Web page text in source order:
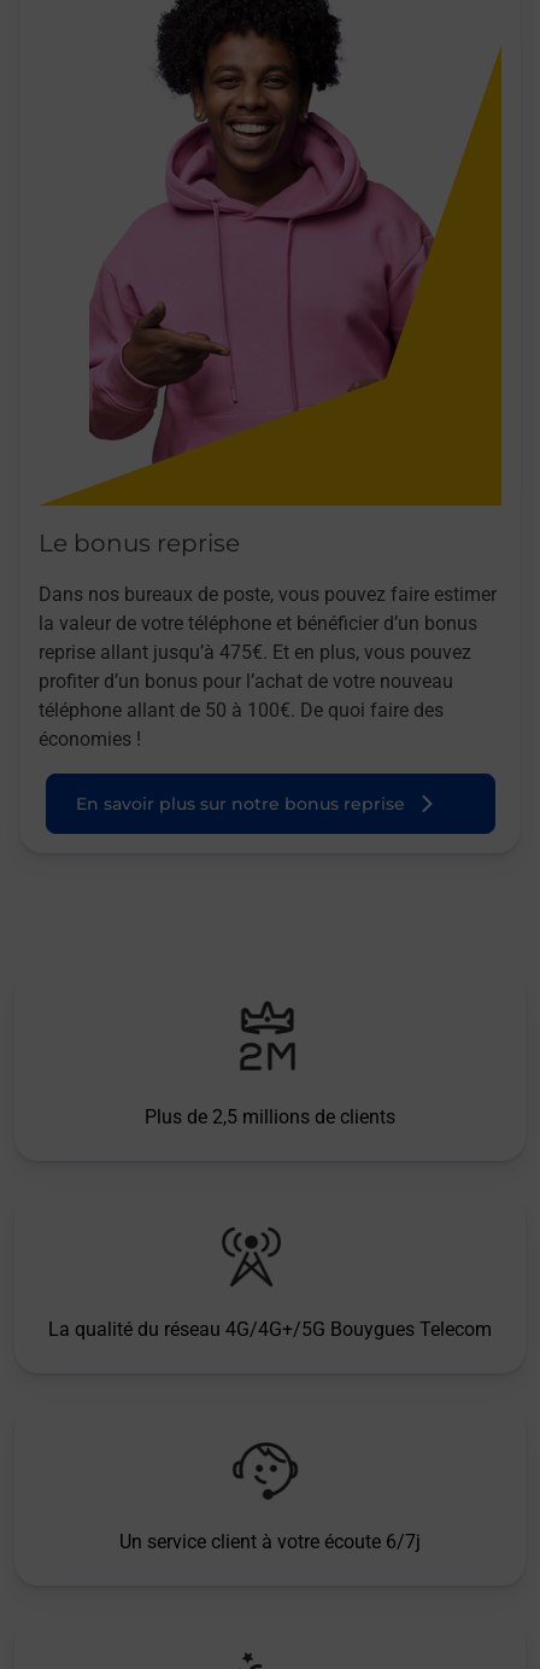
Le bonus reprise
Dans nos bureaux de poste, vous pouvez faire estimer
la valeur de votre téléphone et bénéficier d’un bonus
reprise allant jusqu’à 475€. Et en plus, vous pouvez
profiter d’un bonus pour l’achat de votre nouveau
téléphone allant de 50 à 100€. De quoi faire des
économies !
En savoir plus sur notre bonus reprise
Plus de 2,5 millions de clients
La qualité du réseau 4G/4G+/5G Bouygues Telecom
Un service client à votre écoute 6/7j